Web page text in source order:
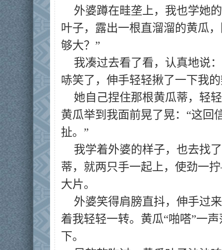
外婆蹲在畦垄上，我也学她
叶子，露出一根直溜溜的黄瓜
够大？”
我凑过去看了看，认真地说
哧笑了，伸手轻轻揪了一下我
她自己捏住那根黄瓜蒂，轻
黄瓜举到我面前晃了晃：“这回
扯。”
我学着外婆的样子，也去找
蒂，就两只手一起上，使劲一
大片。
外婆笑得肩膀直抖，伸手过
着我轻轻一转。黄瓜“啪嗒”一
下。